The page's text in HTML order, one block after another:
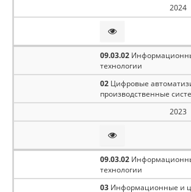
2024
09.03.02
технологии
02 Цифровые
производственные
2023
09.03.02
технологии
03 Информационные и